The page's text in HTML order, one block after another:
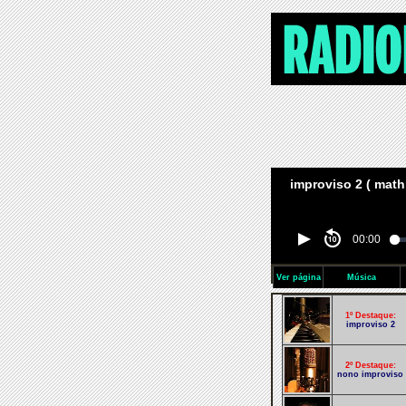
improviso 2 (
00:00
Ver página Música
1º Destaque:
improviso 2
2º Destaque:
nono improviso